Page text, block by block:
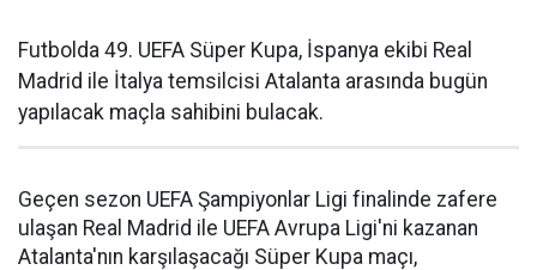
Futbolda 49. UEFA Süper Kupa, İspanya ekibi Real
Madrid ile İtalya temsilcisi Atalanta arasında bugün
yapılacak maçla sahibini bulacak.
Geçen sezon UEFA Şampiyonlar Ligi finalinde zafere
ulaşan Real Madrid ile UEFA Avrupa Ligi'ni kazanan
Atalanta'nın karşılaşacağı Süper Kupa maçı,